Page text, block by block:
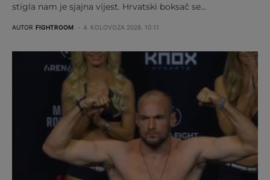
stigla nam je sjajna vijest. Hrvatski boksač se…
AUTOR FIGHTROOM 4. KOLOVOZA 2026. 10:11